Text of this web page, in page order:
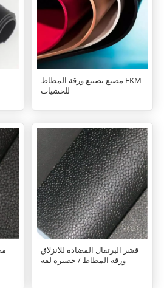
مصنع تصنيع ورقة المطاط FKM
للحشيات
قشر البرتقال المضادة للانزلاق
ورقة المطاط / حصيرة لفة